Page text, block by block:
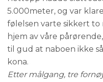
5.000meter, og var
følelsen varte sikkert
hjem av våre
til gud at naboen ikke
kona.
Etter målgang, tre